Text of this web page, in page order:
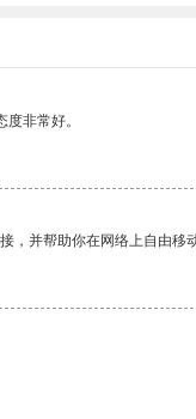
非常好。
，并帮助你在网络上自由移动